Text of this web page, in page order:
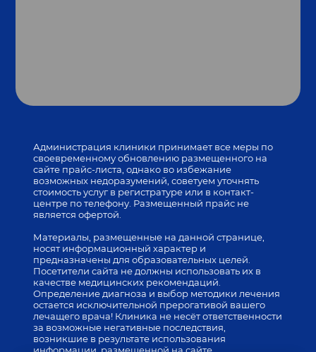
Администрация клиники принимает все меры по
своевременному обновлению размещенного на
сайте прайс-листа, однако во избежание
возможных недоразумений, советуем уточнять
стоимость услуг в регистратуре или в контакт-
центре по телефону. Размещенный прайс не
является офертой.
Материалы, размещенные на данной странице,
носят информационный характер и
предназначены для образовательных целей.
Посетители сайта не должны использовать их в
качестве медицинских рекомендаций.
Определение диагноза и выбор методики лечения
остается исключительной прерогативой вашего
лечащего врача! Клиника не несёт ответственности
за возможные негативные последствия,
возникшие в результате использования